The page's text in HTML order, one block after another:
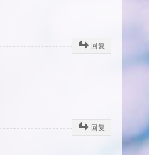
回复
回复